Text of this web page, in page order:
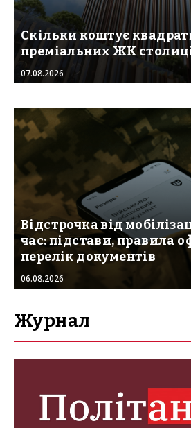
Скільки коштує
преміальних ЖК
07.08.2026
Відстрочка від
час: підстави, правила
перелік документів
06.08.2026
Журнал